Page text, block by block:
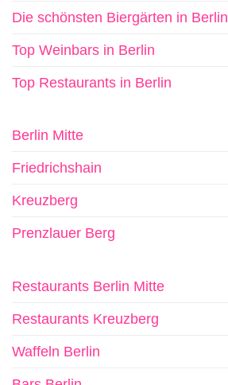
Die schönsten Biergärten in Berlin
Top Weinbars in Berlin
Top Restaurants in Berlin
Berlin Mitte
Friedrichshain
Kreuzberg
Prenzlauer Berg
Restaurants Berlin Mitte
Restaurants Kreuzberg
Waffeln Berlin